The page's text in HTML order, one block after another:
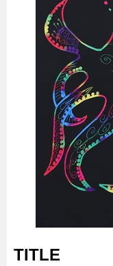
TITLE